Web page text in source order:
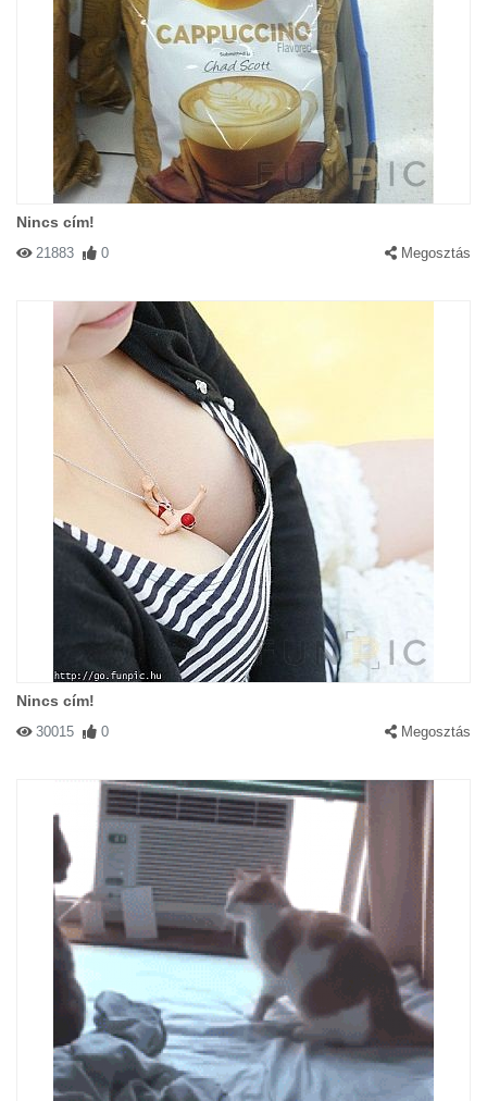
Nincs cím!
21883 0 Megosztás
Nincs cím!
30015 0 Megosztás